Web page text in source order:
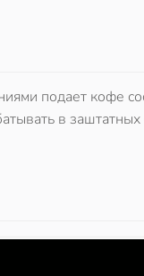
подает кофе
в